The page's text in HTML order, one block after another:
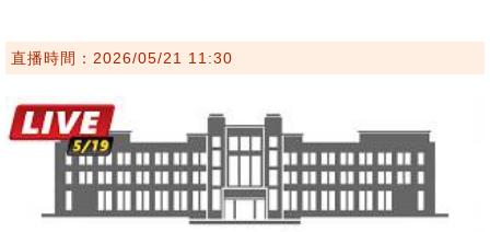
直播時間：2026/05/21 11:30